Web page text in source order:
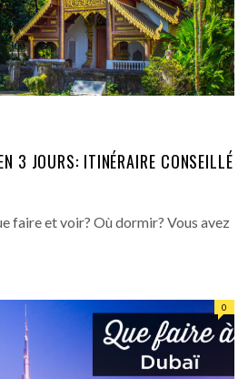
3 JOURS: ITINÉRAIRE CONSEILLÉ
faire et voir? Où dormir? Vous avez
0